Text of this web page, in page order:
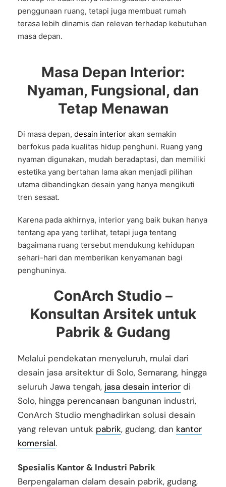
penggunaan ruang, tetapi juga membuat rumah
terasa lebih dinamis dan relevan terhadap kebutuhan
masa depan.
Masa Depan Interior:
Nyaman, Fungsional, dan
Tetap Menawan
Di masa depan, desain interior akan semakin
berfokus pada kualitas hidup penghuni. Ruang yang
nyaman digunakan, mudah beradaptasi, dan memiliki
estetika yang bertahan lama akan menjadi pilihan
utama dibandingkan desain yang hanya mengikuti
tren sesaat.
Karena pada akhirnya, interior yang baik bukan hanya
tentang apa yang terlihat, tetapi juga tentang
bagaimana ruang tersebut mendukung kehidupan
sehari-hari dan memberikan kenyamanan bagi
penghuninya.
ConArch Studio –
Konsultan Arsitek untuk
Pabrik & Gudang
Melalui pendekatan menyeluruh, mulai dari
desain jasa arsitektur di Solo, Semarang, hingga
seluruh Jawa tengah, jasa desain interior di
Solo, hingga perencanaan bangunan industri,
ConArch Studio menghadirkan solusi desain
yang relevan untuk pabrik, gudang, dan kantor
komersial.
Spesialis Kantor & Industri Pabrik
Berpengalaman dalam desain pabrik, gudang,